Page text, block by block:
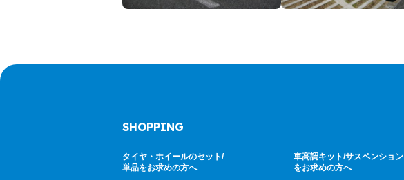
SHOPPING
タイヤ・ホイールのセット/
単品をお求めの方へ
車高調キット/サスペンション
をお求めの方へ